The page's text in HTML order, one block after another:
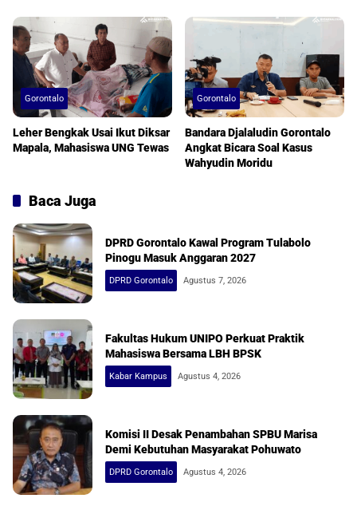
Gorontalo
Leher Bengkak Usai Ikut Diksar
Mapala, Mahasiswa UNG Tewas
Gorontalo
Bandara Djalaludin Gorontalo
Angkat Bicara Soal Kasus
Wahyudin Moridu
Baca Juga
DPRD Gorontalo Kawal Program Tulabolo
Pinogu Masuk Anggaran 2027
DPRD Gorontalo Agustus 7, 2026
Fakultas Hukum UNIPO Perkuat Praktik
Mahasiswa Bersama LBH BPSK
Kabar Kampus Agustus 4, 2026
Komisi II Desak Penambahan SPBU Marisa
Demi Kebutuhan Masyarakat Pohuwato
DPRD Gorontalo Agustus 4, 2026